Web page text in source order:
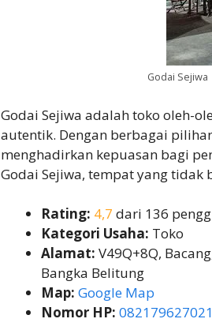
Godai
Godai Sejiwa adalah toko oleh-
autentik. Dengan berbagai
menghadirkan kepuasan bagi
Godai Sejiwa, tempat yang tidak
Rating: 4,7 dari 136
Kategori Usaha: Toko
Alamat: V49Q+8Q,
Bangka Belitung
Map: Google Map
Nomor HP: 082179627021